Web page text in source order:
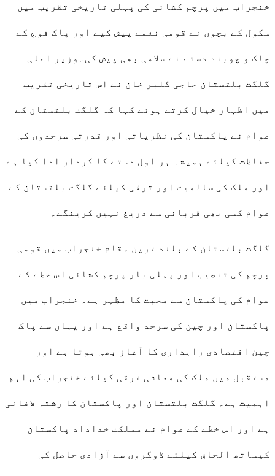
خنجراب میں پرچم کشائی کی پہلی تاریخی تقریب میں
سکول کے بچوں نے قومی نغمے پیش کیے اور پاک فوج کے
چاک و چوبند دستے نے سلامی بھی پیش کی۔وزیر اعلی
گلگت بلتستان حاجی گلبر خان نے اس تاریخی تقریب
میں اظہار خیال کرتے ہوئے کہا کہ گلگت بلتستان کے
عوام نے پاکستان کی نظریاتی اور قدرتی سرحدوں کی
حفاظت کیلئے ہمیشہ ہر اول دستے کا کردار ادا کیا ہے
اور ملک کی سالمیت اور ترقی کیلئے گلگت بلتستان کے
عوام کسی بھی قربانی سے دریغ نہیں کرینگے۔
گلگت بلتستان کے بلند ترین مقام خنجراب میں قومی
پرچم کی تنصیب اور پہلی بار پرچم کشائی اس خطے کے
عوام کی پاکستان سے محبت کا مظہر ہے۔ خنجراب میں
پاکستان اور چین کی سرحد واقع ہے اور یہاں سے پاک
چین اقتصادی راہداری کا آغاز بھی ہوتا ہے اور
مستقبل میں ملک کی معاشی ترقی کیلئے خنجراب کی اہم
اہمیت ہے۔ گلگت بلتستان اور پاکستان کا رشتہ لافانی
ہے اور اس خطے کے عوام نے مملکت خداداد پاکستان
کیساتھ الحاق کیلئے ڈوگروں سے آزادی حاصل کی